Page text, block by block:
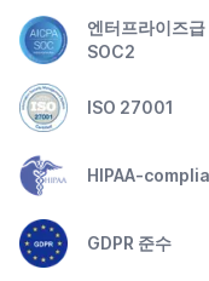
엔터프라이즈급
SOC2
ISO 27001
HIPAA-
GDPR 준수